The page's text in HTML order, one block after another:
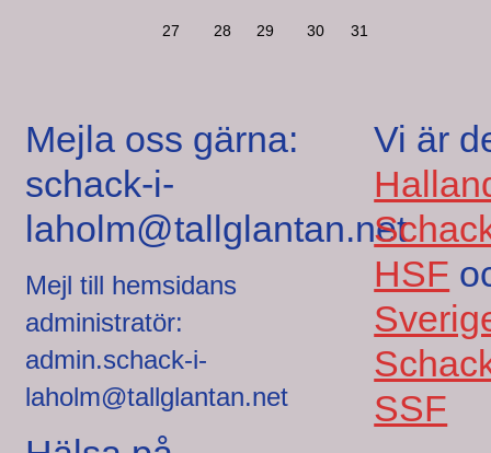
27 28 29 30 31
Mejla oss gärna:
schack-i-
laholm@tallglantan.net
Mejl till hemsidans
administratör:
admin.schack-i-
laholm@tallglantan.net
Vi är
HSF
SSF